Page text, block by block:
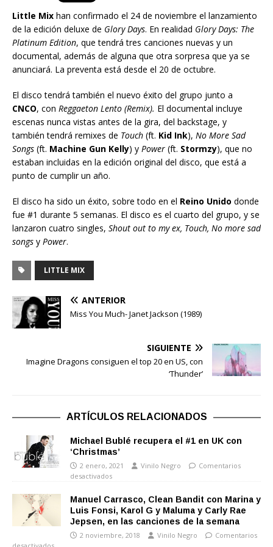
Little Mix han confirmado el 24 de noviembre el lanzamiento
de la edición deluxe de Glory Days. En realidad Glory Days: The
Platinum Edition, que tendrá tres canciones nuevas y un
documental, además de alguna que otra sorpresa que ya se
anunciará. La preventa está desde el 20 de octubre.
El disco tendrá también el nuevo éxito del grupo junto a
CNCO, con Reggaeton Lento (Remix). El documental incluye
escenas nunca vistas antes de la gira, del backstage, y
también tendrá remixes de Touch (ft. Kid Ink), No More Sad
Songs (ft. Machine Gun Kelly) y Power (ft. Stormzy), que no
estaban incluidas en la edición original del disco, que está a
punto de cumplir un año.
El disco ha sido un éxito, sobre todo en el Reino Unido donde
fue #1 durante 5 semanas. El disco es el cuarto del grupo, y se
lanzaron cuatro singles, Shout out to my ex, Touch, No more sad
songs y Power.
LITTLE MIX
ANTERIOR
Miss You Much- Janet Jackson (1989)
SIGUIENTE
Imagine Dragons consiguen el top 20 en US, con
‘Thunder’
ARTÍCULOS RELACIONADOS
Michael Bublé recupera el #1 en UK con
‘Christmas’
2 enero, 2021 Vinilo Negro
Comentarios
desactivados
Manuel Carrasco, Clean Bandit con Marina y
Luis Fonsi, Karol G y Maluma y Carly Rae
Jepsen, en las canciones de la semana
2 noviembre, 2018 Vinilo Negro
Comentarios